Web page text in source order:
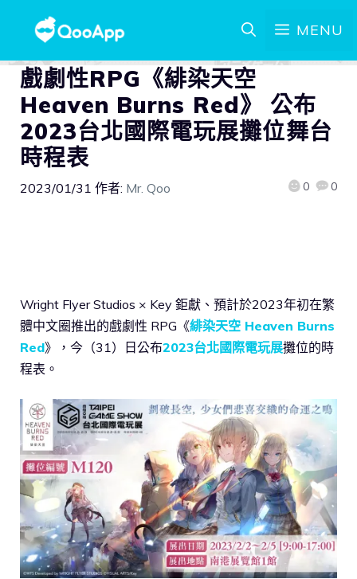
MENU
戲劇性RPG《緋染天空
Heaven Burns Red》 公布
2023台北國際電玩展攤位舞台
時程表
2023/01/31 作者: Mr. Qoo 0 0
Wright Flyer Studios × Key 鉅獻、預計於2023年初在繁
體中文圈推出的戲劇性 RPG《緋染天空 Heaven Burns
Red》，今（31）日公布2023台北國際電玩展攤位的時
程表。